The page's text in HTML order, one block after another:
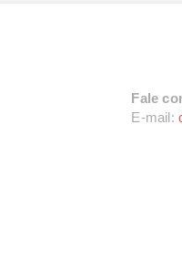
Fale
E-mail: